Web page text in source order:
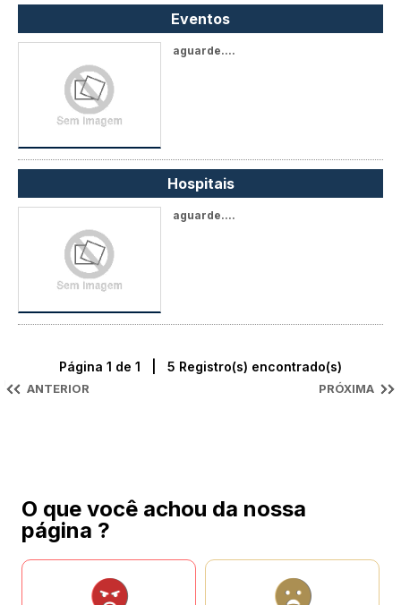
Eventos
aguarde....
Hospitais
aguarde....
ANTERIOR
Página 1 de 1 | 5 Registro(s) encontrado(s)
PRÓXIMA
O que você achou da nossa
página ?